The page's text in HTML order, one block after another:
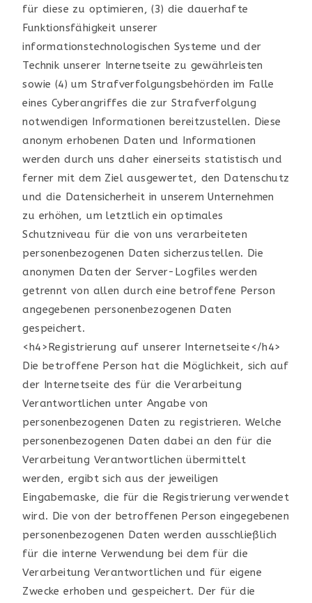
für diese zu optimieren, (3) die dauerhafte
Funktionsfähigkeit unserer
informationstechnologischen Systeme und der
Technik unserer Internetseite zu gewährleisten
sowie (4) um Strafverfolgungsbehörden im Falle
eines Cyberangriffes die zur Strafverfolgung
notwendigen Informationen bereitzustellen. Diese
anonym erhobenen Daten und Informationen
werden durch uns daher einerseits statistisch und
ferner mit dem Ziel ausgewertet, den Datenschutz
und die Datensicherheit in unserem Unternehmen
zu erhöhen, um letztlich ein optimales
Schutzniveau für die von uns verarbeiteten
personenbezogenen Daten sicherzustellen. Die
anonymen Daten der Server-Logfiles werden
getrennt von allen durch eine betroffene Person
angegebenen personenbezogenen Daten
gespeichert.
<h4>Registrierung auf unserer Internetseite</h4>
Die betroffene Person hat die Möglichkeit, sich auf
der Internetseite des für die Verarbeitung
Verantwortlichen unter Angabe von
personenbezogenen Daten zu registrieren. Welche
personenbezogenen Daten dabei an den für die
Verarbeitung Verantwortlichen übermittelt
werden, ergibt sich aus der jeweiligen
Eingabemaske, die für die Registrierung verwendet
wird. Die von der betroffenen Person eingegebenen
personenbezogenen Daten werden ausschließlich
für die interne Verwendung bei dem für die
Verarbeitung Verantwortlichen und für eigene
Zwecke erhoben und gespeichert. Der für die